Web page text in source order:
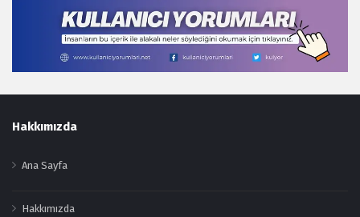
Footer
Hakkımızda
Ana Sayfa
Hakkımızda